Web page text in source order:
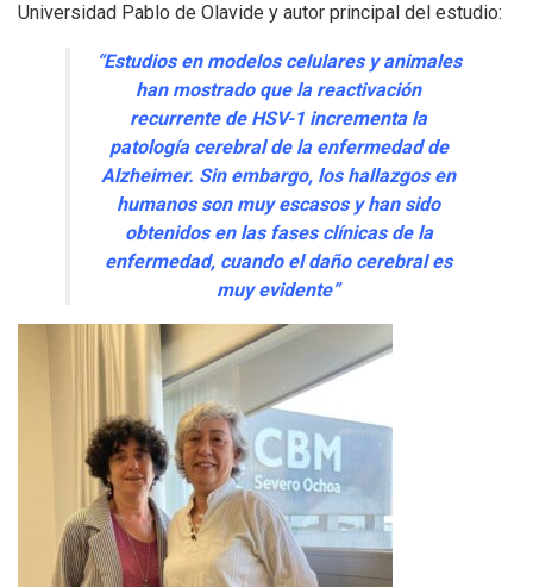
Universidad Pablo de Olavide y autor principal del estudio:
“Estudios en modelos celulares y animales
han mostrado que la reactivación
recurrente de HSV-1 incrementa la
patología cerebral de la enfermedad de
Alzheimer. Sin embargo, los hallazgos en
humanos son muy escasos y han sido
obtenidos en las fases clínicas de la
enfermedad, cuando el daño cerebral es
muy evidente”